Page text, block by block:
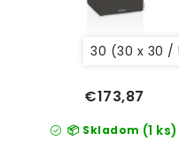
30 (30 x 30 /
📦 Skladom (1 ks)
€173,87